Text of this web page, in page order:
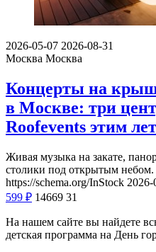
2026-05-07 2026-08-31
Москва Москва
Концерты на
в Москве: три
Roofevents этим
Живая музыка на закате,
столики под открытым небом.
https://schema.org/InStock
599 ₽ 14669 31
На нашем сайте вы найдете
детская программа на День